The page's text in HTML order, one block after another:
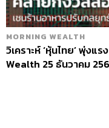
MORNING WEALTH
วิเคราะห์ ‘หุ้นไทย’ พุ่ง
Wealth 25 ธันวาคม